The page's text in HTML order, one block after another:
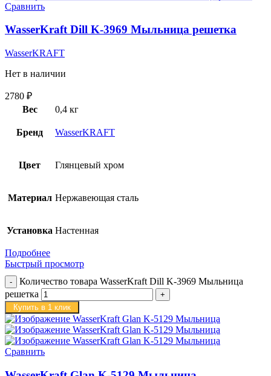
Сравнить
WasserKraft Dill K-3969 Мыльница решетка
WasserKRAFT
Нет в наличии
2780 ₽
Вес
0,4 кг
Бренд WasserKRAFT
Цвет Глянцевый хром
Материал Нержавеющая сталь
Установка Настенная
Подробнее
Быстрый просмотр
Количество товара WasserKraft Dill K-3969 Мыльница
решетка
Купить в 1 клик
Сравнить